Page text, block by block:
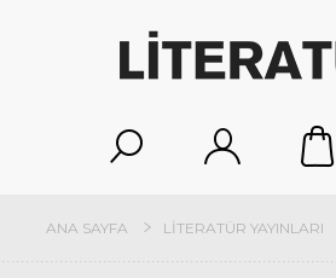
ANA SAYFA LITERATÜR YAYINLARI